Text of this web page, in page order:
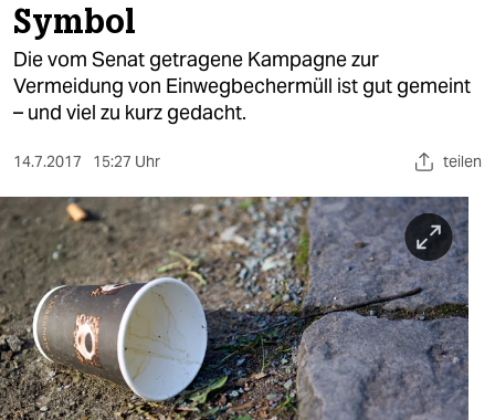
öko
gesellschaft
sport
berlin
nord
wahrheit
verlag
Symbol
Die vom Senat getragene Kampagne zur
Vermeidung von Einwegbechermüll ist gut gemeint
– und viel zu kurz gedacht.
14.7.2017 15:27 Uhr teilen